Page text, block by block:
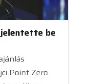
jelentette be
Point Zero